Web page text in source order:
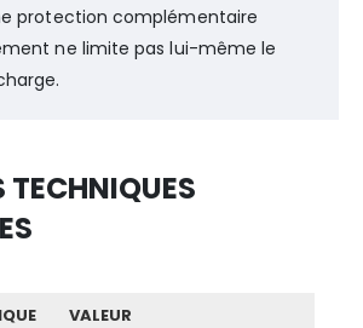
protection complémentaire
ne limite pas lui-même le
TECHNIQUES
VALEUR